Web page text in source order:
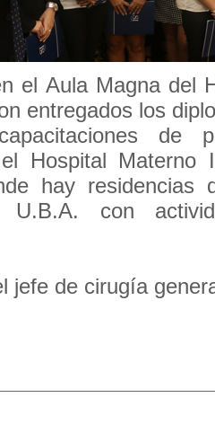
el Aula Magna del
entregados los
de
Hospital Materno
hay residencias
con
jefe de cirugía